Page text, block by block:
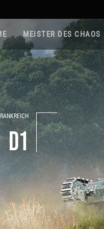
MEISTER DES CHAOS
D1